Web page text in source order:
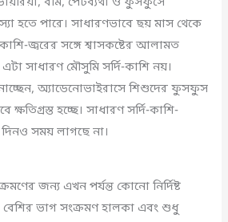
হতে পারে। সাধারণভাবে ছয় মাস থেকে
জ্বরের সঙ্গে শ্বাসকষ্টের আলামত
সাধারণ মৌসুমি সর্দি-কাশি নয়।
অ্যাডেনোভাইরাসে শিশুদের ফুসফুস
ক্ষতিগ্রস্ত হচ্ছে। সাধারণ সর্দি-কাশি-
দিনও সময় লাগছে না।
জন্য এখন পর্যন্ত কোনো নির্দিষ্ট
বেশির ভাগ সংক্রমণ হালকা এবং শুধু